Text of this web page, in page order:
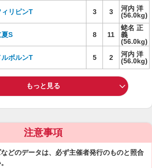
ィリピンT 3 3
河内 洋
(56.0kg)
夏S 8 11
蛯名 正
義
(56.0kg)
ルボルンT 5 2
河内 洋
(56.0kg)
もっと見る
注意事項
どのデータは、必ず主催者発行のものと照合